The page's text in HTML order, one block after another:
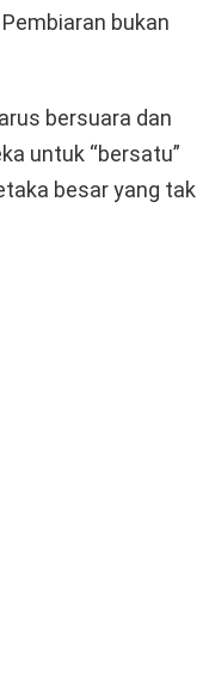
bukan
bersuara dan
untuk “bersatu”
besar yang tak